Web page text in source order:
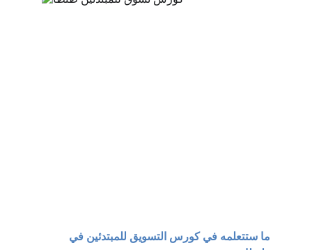
ما ستتعلمه في كورس التسويق للمبتدئين في